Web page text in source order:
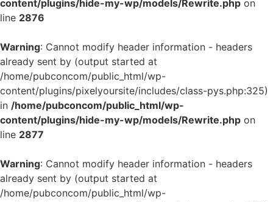
content/plugins/hide-my-wp/models/Rewrite.php on
line 2876
Warning: Cannot modify header information - headers
already sent by (output started at
/home/pubconcom/public_html/wp-
content/plugins/pixelyoursite/includes/class-pys.php:325)
in /home/pubconcom/public_html/wp-
content/plugins/hide-my-wp/models/Rewrite.php on
line 2877
Warning: Cannot modify header information - headers
already sent by (output started at
/home/pubconcom/public_html/wp-